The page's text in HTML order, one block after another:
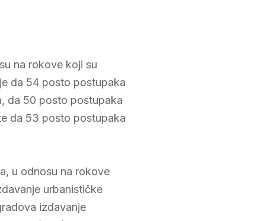
na rokove koji su
da 54 posto postupaka
da 50 posto postupaka
da 53 posto postupaka
u odnosu na rokove
urbanističke
izdavanje